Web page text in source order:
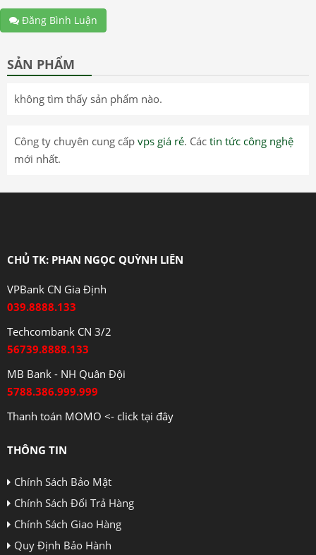
Đăng Bình Luận
SẢN PHẨM
không tìm thấy sản phẩm nào.
Công ty chuyên cung cấp vps giá rẻ. Các tin tức công nghệ
mới nhất.
CHỦ TK: PHAN NGỌC QUỲNH LIÊN
VPBank CN Gia Định
039.8888.133
Techcombank CN 3/2
56739.8888.133
MB Bank - NH Quân Đội
5788.386.999.999
Thanh toán MOMO <- click tại đây
THÔNG TIN
Chính Sách Bảo Mật
Chính Sách Đổi Trả Hàng
Chính Sách Giao Hàng
Quy Định Bảo Hành